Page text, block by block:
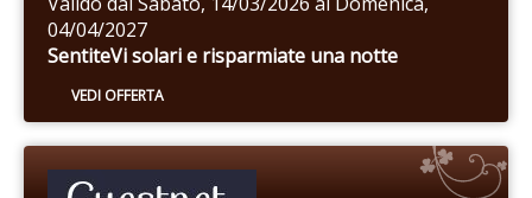
04/04/2027
SentiteVi solari e risparmiate una notte
VEDI OFFERTA